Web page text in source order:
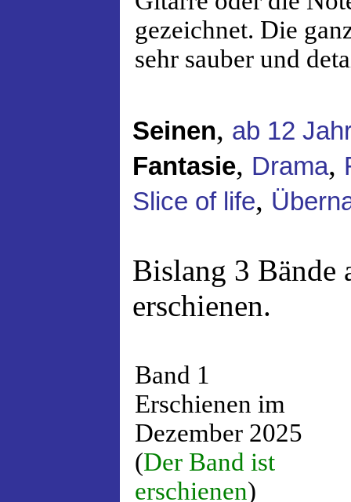
gezeichnet. Die
sehr sauber und
Seinen, ab 12
Fantasie, Drama,
Slice of life,
Bislang 3 Bände
erschienen.
Band 1
Erschienen im
Dezember 2025
(Der Band ist
erschienen)